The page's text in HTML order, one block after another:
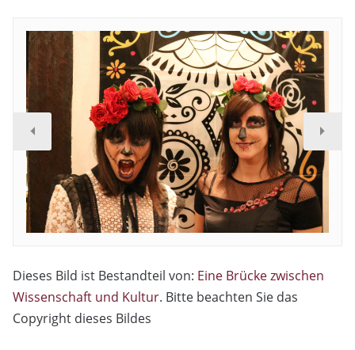
Dieses Bild ist Bestandteil von: Eine Brücke zwischen
Wissenschaft und Kultur. Bitte beachten Sie das
Copyright dieses Bildes